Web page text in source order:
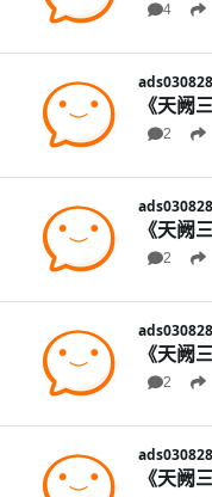
4
ads030828
《天阙
2
ads030828
《天阙
2
ads030828
《天阙
2
ads030828
《天阙